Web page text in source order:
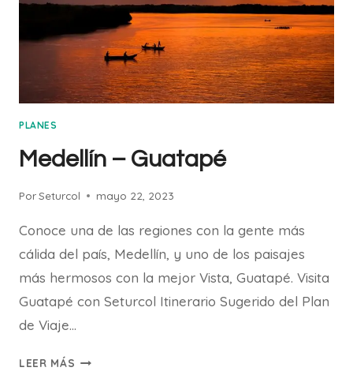
PLANES
Medellín – Guatapé
PorSeturcol mayo 22, 2023
Conoce una de las regiones con la gente más
cálida del país, Medellín, y uno de los paisajes
más hermosos con la mejor Vista, Guatapé. Visita
Guatapé con Seturcol Itinerario Sugerido del Plan
de Viaje…
LEER MÁS MEDELLÍN